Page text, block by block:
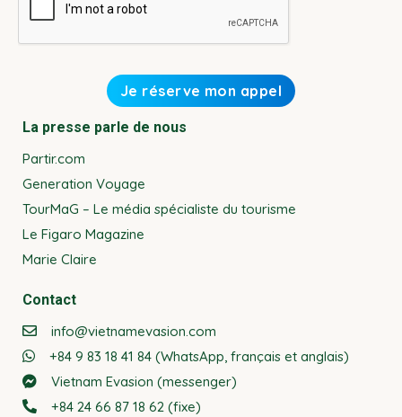
La presse parle de nous
Partir.com
Generation Voyage
TourMaG – Le média spécialiste du tourisme
Le Figaro Magazine
Marie Claire
Contact
info@vietnamevasion.com
+84 9 83 18 41 84 (WhatsApp, français et anglais)
Vietnam Evasion (messenger)
+84 24 66 87 18 62 (fixe)